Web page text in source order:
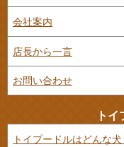
会社案内
店長から一言
お問い合わせ
ト
トイプードルはどんな犬